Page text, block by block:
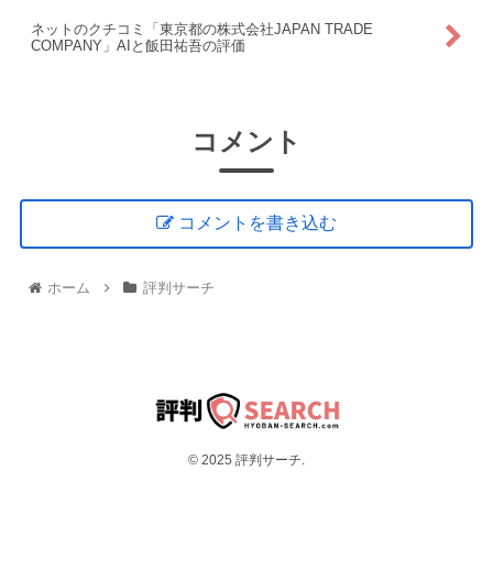
ネットのクチコミ「東京都の株式会社JAPAN TRADE
COMPANY」AIと飯田祐吾の評価
コメント
コメントを書き込む
ホーム 評判サーチ
© 2025 評判サーチ.